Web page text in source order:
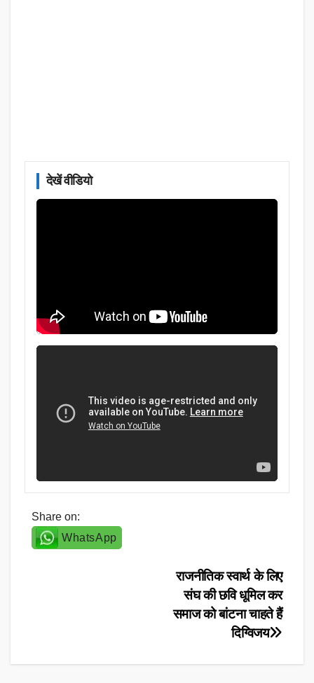
देखें वीडियो
Share on:
WhatsApp
राजनीतिक स्वार्थ के लिए
संघ की छवि धूमिल कर
समाज को बांटना चाहते हैं
दिग्विजय